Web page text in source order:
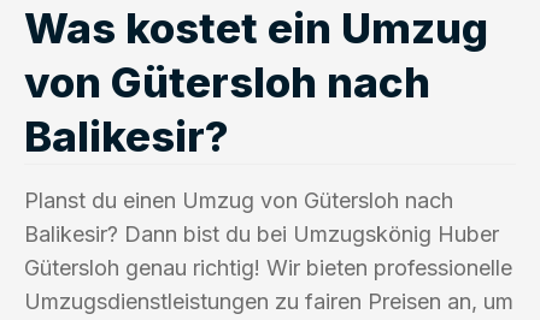
Was kostet ein Umzug
von Gütersloh nach
Balikesir?
Planst du einen Umzug von Gütersloh nach
Balikesir? Dann bist du bei Umzugskönig Huber
Gütersloh genau richtig! Wir bieten professionelle
Umzugsdienstleistungen zu fairen Preisen an, um